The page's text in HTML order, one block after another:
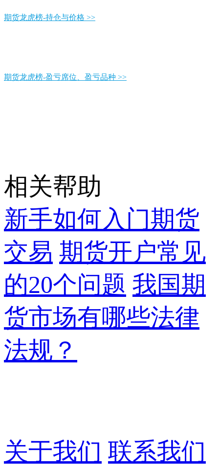
期货龙虎榜-持仓与价格 >>
期货龙虎榜-盈亏席位、盈亏品种 >>
相关帮助
新手如何入门期货
交易 期货开户常见
的20个问题 我国期
货市场有哪些法律
法规？
关于我们 联系我们